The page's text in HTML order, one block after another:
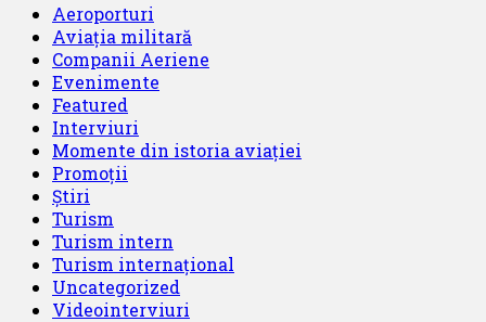
Aeroporturi
Aviația militară
Companii Aeriene
Evenimente
Featured
Interviuri
Momente din istoria aviației
Promoții
Știri
Turism
Turism intern
Turism internațional
Uncategorized
Videointerviuri